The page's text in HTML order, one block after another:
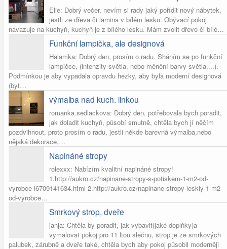
Elie: Dobrý večer, nevím si rady jaký pořídit nový nábytek,
jestli ze dřeva či lamina v bílém lesku. Obývací pokoj
navazuje na kuchyň, kuchyň je z bílého lesku. Mám zvolit dřevo či bílé…
Funkční lampička, ale designová
Halamka: Dobrý den, prosím o radu. Sháním se po funkční
lampičce, (intenzity světla, nebo měnění barvy světla,...).
Podmínkou je aby vypadala opravdu hezky, aby byla moderní designová
(byt…
výmalba nad kuch. linkou
romanka.sedlackova: Dobrý den, potřebovala bych poradit,
jak doladit kuchyň, působí smutně, chtěla bych jí něčím
pozdvihnout, proto prosím o radu, jestli někde barevná výmalba,nebo
nějaká dekorace,…
Napináné stropy
rolexxx: Nabízím kvalitní napináné stropy!
1.http://aukro.cz/napinane-stropy-s-potiskem-1-m2-od-
vyrobce-i6709141634.html 2.http://aukro.cz/napinane-stropy-leskly-1-m2-
od-vyrobce…
Smrkový strop, dveře
janja: Chtěla by poradit, jak vybavit(jaké doplňky)a
vymalovat pokoj pro 11 ltou slečnu, strop je ze smrkových
palubek, zárubně a dveře také, chtěla bych aby pokoj působil moderněji